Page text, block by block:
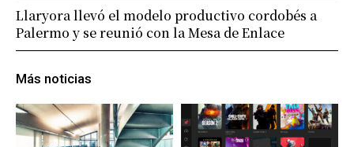
Más noticias
Llaryora llevó el modelo productivo cordobés a
Palermo y se reunió con la Mesa de Enlace